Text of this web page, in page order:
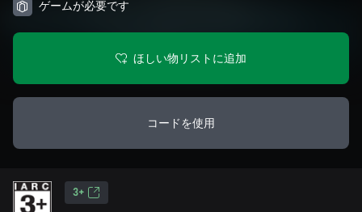
ゲームが必要です
ほしい物リストに追加
コードを使用
3+